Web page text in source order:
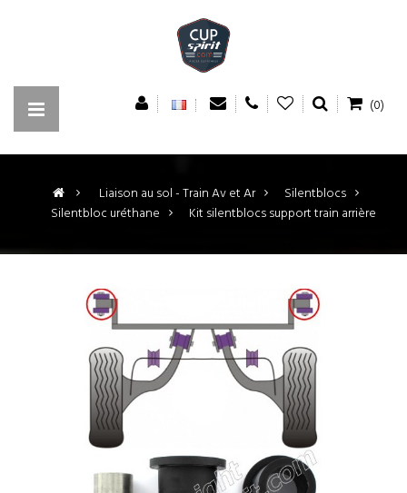
(0)
> Liaison au sol - Train Av et Ar >
Silentblocs
Silentbloc uréthane > Kit silentblocs support train arrière